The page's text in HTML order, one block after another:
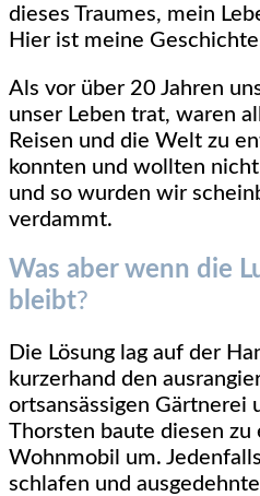
dieses Traumes, mein
Hier ist meine
Als vor über 20 Jahren
unser Leben trat, waren
Reisen und die Welt zu
konnten und wollten
und so wurden wir
verdammt.
Was aber wenn die
bleibt?
Die Lösung lag auf der
kurzerhand den
ortsansässigen Gärtnerei
Thorsten baute diesen zu
Wohnmobil um.
schlafen und